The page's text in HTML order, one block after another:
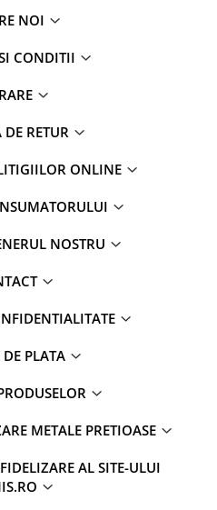
NOI
CONDITII
RETUR
ONLINE
NOSTRU
PLATA
METALE PRETIOASE
AL SITE-ULUI